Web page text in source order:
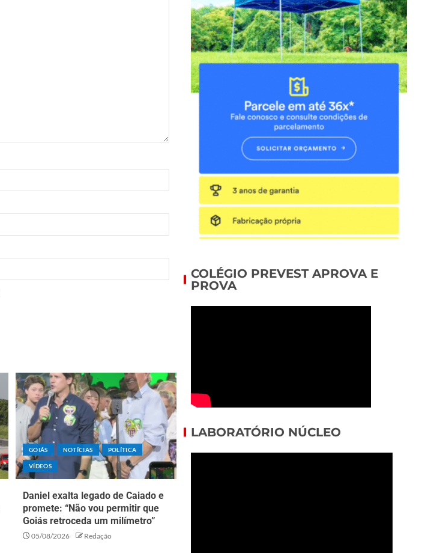
GOIÁS NOTÍCIAS POLÍTICA
VÍDEOS
Daniel exalta legado de Caiado e
promete: “Não vou permitir que
Goiás retroceda um milímetro”
05/08/2026 Redação
COLÉGIO PREVEST APROVA E
PROVA
LABORATÓRIO NÚCLEO